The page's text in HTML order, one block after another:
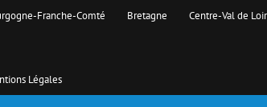
Franche-Comté Bretagne Centre-Val de
Légales